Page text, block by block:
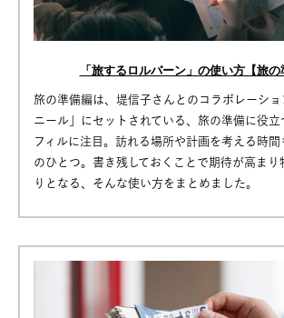
「旅するロルバーン」の使い方【旅の
旅の準備編は、堤信子さんとのコラボレーシ
ニール」にセットされている、旅の準備に役立
フィルに注目。訪れる場所や計画を考える時間
のひとつ。書き残しておくことで期待が高まり
りとなる、そんな使い方をまとめました。